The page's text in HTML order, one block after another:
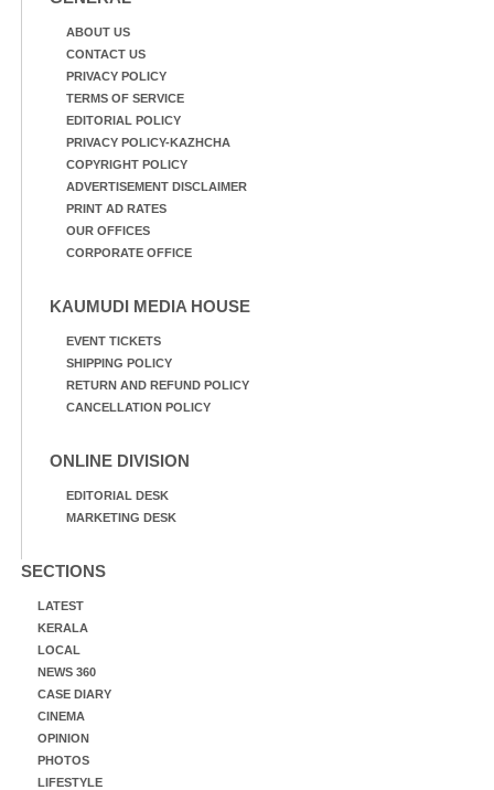
ABOUT US
CONTACT US
PRIVACY POLICY
TERMS OF SERVICE
EDITORIAL POLICY
PRIVACY POLICY-KAZHCHA
COPYRIGHT POLICY
ADVERTISEMENT DISCLAIMER
PRINT AD RATES
OUR OFFICES
CORPORATE OFFICE
KAUMUDI MEDIA HOUSE
EVENT TICKETS
SHIPPING POLICY
RETURN AND REFUND POLICY
CANCELLATION POLICY
ONLINE DIVISION
EDITORIAL DESK
MARKETING DESK
SECTIONS
LATEST
KERALA
LOCAL
NEWS 360
CASE DIARY
CINEMA
OPINION
PHOTOS
LIFESTYLE